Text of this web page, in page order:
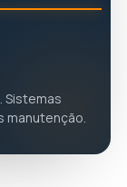
Sistemas
manutenção.